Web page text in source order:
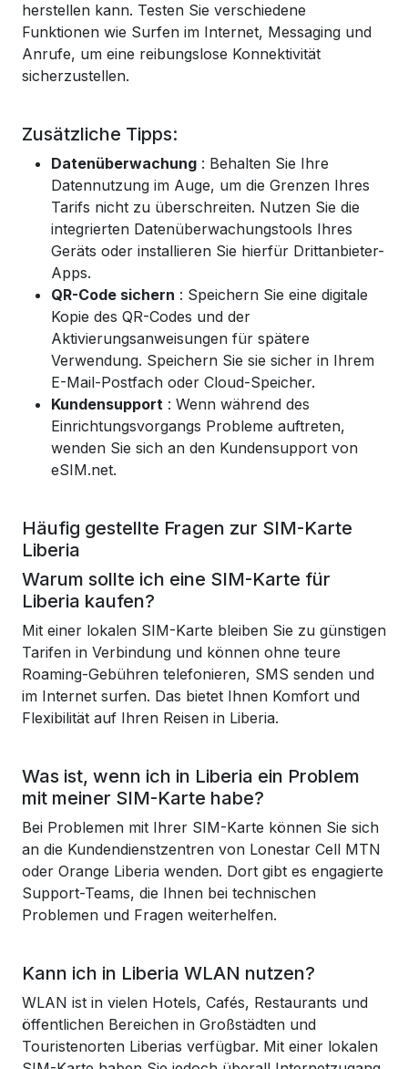
herstellen kann. Testen Sie verschiedene
Funktionen wie Surfen im Internet, Messaging und
Anrufe, um eine reibungslose Konnektivität
sicherzustellen.
Zusätzliche Tipps:
Datenüberwachung : Behalten Sie Ihre
Datennutzung im Auge, um die Grenzen Ihres
Tarifs nicht zu überschreiten. Nutzen Sie die
integrierten Datenüberwachungstools Ihres
Geräts oder installieren Sie hierfür Drittanbieter-
Apps.
QR-Code sichern : Speichern Sie eine digitale
Kopie des QR-Codes und der
Aktivierungsanweisungen für spätere
Verwendung. Speichern Sie sie sicher in Ihrem
E-Mail-Postfach oder Cloud-Speicher.
Kundensupport : Wenn während des
Einrichtungsvorgangs Probleme auftreten,
wenden Sie sich an den Kundensupport von
eSIM.net.
Häufig gestellte Fragen zur SIM-Karte
Liberia
Warum sollte ich eine SIM-Karte für
Liberia kaufen?
Mit einer lokalen SIM-Karte bleiben Sie zu günstigen
Tarifen in Verbindung und können ohne teure
Roaming-Gebühren telefonieren, SMS senden und
im Internet surfen. Das bietet Ihnen Komfort und
Flexibilität auf Ihren Reisen in Liberia.
Was ist, wenn ich in Liberia ein Problem
mit meiner SIM-Karte habe?
Bei Problemen mit Ihrer SIM-Karte können Sie sich
an die Kundendienstzentren von Lonestar Cell MTN
oder Orange Liberia wenden. Dort gibt es engagierte
Support-Teams, die Ihnen bei technischen
Problemen und Fragen weiterhelfen.
Kann ich in Liberia WLAN nutzen?
WLAN ist in vielen Hotels, Cafés, Restaurants und
öffentlichen Bereichen in Großstädten und
Touristenorten Liberias verfügbar. Mit einer lokalen